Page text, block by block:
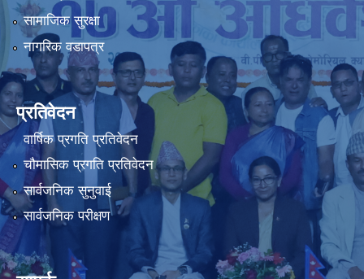
सामाजिक सुरक्षा
नागरिक वडापत्र
प्रतिवेदन
वार्षिक प्रगति प्रतिवेदन
चौमासिक प्रगति प्रतिवेदन
सार्वजनिक सुनुवाई
सार्वजनिक परीक्षण